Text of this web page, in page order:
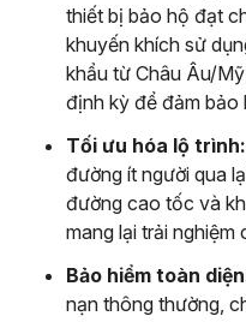
thiết bị bảo hộ đạt
khuyến khích sử
khẩu từ Châu Âu/
định kỳ để đảm bảo
Tối ưu hóa lộ trình:
đường ít người qua
đường cao tốc và
mang lại trải
Bảo hiểm toàn
nạn thông thường,